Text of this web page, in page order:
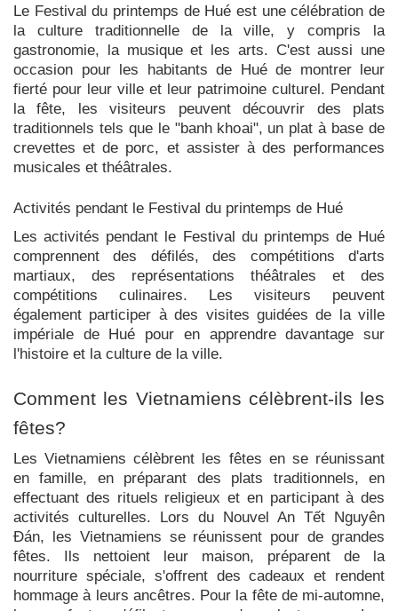
Le Festival du printemps de Hué est une célébration de
la culture traditionnelle de la ville, y compris la
gastronomie, la musique et les arts. C'est aussi une
occasion pour les habitants de Hué de montrer leur
fierté pour leur ville et leur patrimoine culturel. Pendant
la fête, les visiteurs peuvent découvrir des plats
traditionnels tels que le "banh khoai", un plat à base de
crevettes et de porc, et assister à des performances
musicales et théâtrales.
Activités pendant le Festival du printemps de Hué
Les activités pendant le Festival du printemps de Hué
comprennent des défilés, des compétitions d'arts
martiaux, des représentations théâtrales et des
compétitions culinaires. Les visiteurs peuvent
également participer à des visites guidées de la ville
impériale de Hué pour en apprendre davantage sur
l'histoire et la culture de la ville.
Comment les Vietnamiens célèbrent-ils les
fêtes?
Les Vietnamiens célèbrent les fêtes en se réunissant
en famille, en préparant des plats traditionnels, en
effectuant des rituels religieux et en participant à des
activités culturelles. Lors du Nouvel An Tết Nguyên
Đán, les Vietnamiens se réunissent pour de grandes
fêtes. Ils nettoient leur maison, préparent de la
nourriture spéciale, s'offrent des cadeaux et rendent
hommage à leurs ancêtres. Pour la fête de mi-automne,